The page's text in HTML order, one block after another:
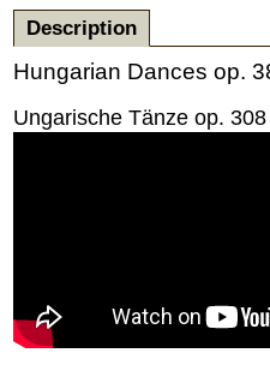
Description
Hungarian Dances op.
Ungarische Tänze op.